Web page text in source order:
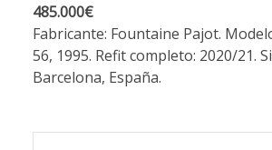
485.000€
Fabricante: Fountaine Pajot.
56, 1995. Refit completo: 2020/21.
Barcelona, España.